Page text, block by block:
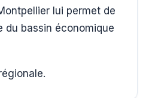
lui permet de
du bassin économique